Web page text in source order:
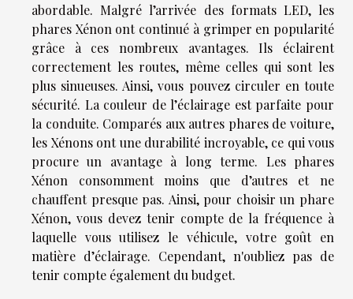
abordable. Malgré l’arrivée des formats LED, les
phares Xénon ont continué à grimper en popularité
grâce à ces nombreux avantages. Ils éclairent
correctement les routes, même celles qui sont les
plus sinueuses. Ainsi, vous pouvez circuler en toute
sécurité. La couleur de l’éclairage est parfaite pour
la conduite. Comparés aux autres phares de voiture,
les Xénons ont une durabilité incroyable, ce qui vous
procure un avantage à long terme. Les phares
Xénon consomment moins que d’autres et ne
chauffent presque pas. Ainsi, pour choisir un phare
Xénon, vous devez tenir compte de la fréquence à
laquelle vous utilisez le véhicule, votre goût en
matière d’éclairage. Cependant, n'oubliez pas de
tenir compte également du budget.